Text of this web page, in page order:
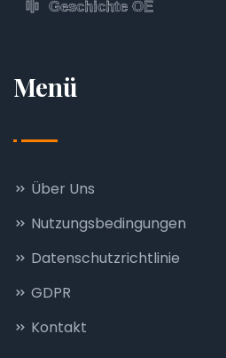
Menü
Über Uns
Nutzungsbedingungen
Datenschutzrichtlinie
GDPR
Kontakt